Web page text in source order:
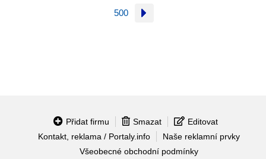
500
Přidat firmu Smazat
Editovat
Kontakt, reklama / Portaly.info
Naše reklamní prvky
Všeobecné obchodní podmínky